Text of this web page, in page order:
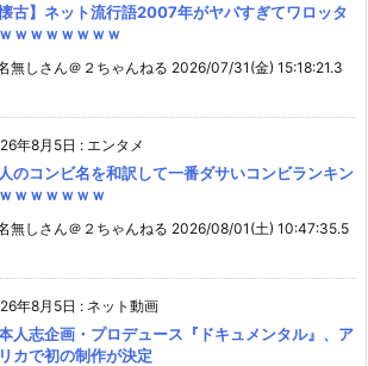
懐古】ネット流行語2007年がヤバすぎてワロッタ
ｗｗｗｗｗｗｗ
無しさん＠２ちゃんねる 2026/07/31(金) 15:18:21.3
年8月5日 : エンタメ
のコンビ名を和訳して一番ダサいコンビランキン
ｗｗｗｗｗｗ
無しさん＠２ちゃんねる 2026/08/01(土) 10:47:35.5
年8月5日 : ネット動画
人志企画・プロデュース『ドキュメンタル』、ア
カで初の制作が決定